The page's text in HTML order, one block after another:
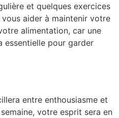
et quelques exercices
aider à maintenir votre
alimentation, car une
essentielle pour garder
entre enthousiasme et
votre esprit sera en